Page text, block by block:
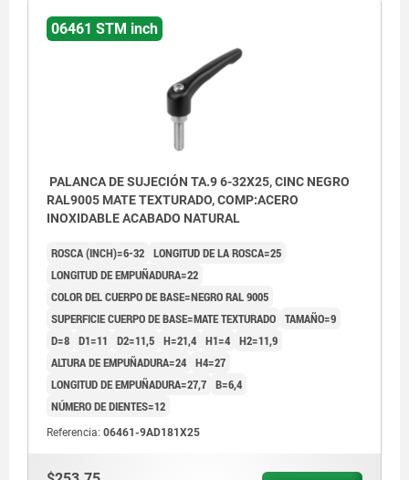
06461 STM inch
PALANCA DE SUJECIÓN TA.9 6-32X25, CINC NEGRO
RAL9005 MATE TEXTURADO, COMP:ACERO
INOXIDABLE ACABADO NATURAL
ROSCA (INCH)=6-32 LONGITUD DE LA ROSCA=25
LONGITUD DE EMPUÑADURA=22
COLOR DEL CUERPO DE BASE=NEGRO RAL 9005
SUPERFICIE CUERPO DE BASE=MATE TEXTURADO TAMAÑO=9
D=8 D1=11 D2=11,5 H=21,4 H1=4 H2=11,9
ALTURA DE EMPUÑADURA=24 H4=27
LONGITUD DE EMPUÑADURA=27,7 B=6,4
NÚMERO DE DIENTES=12
Referencia: 06461-9AD181X25